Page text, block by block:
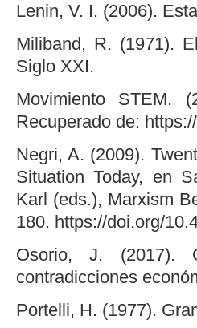
Lenin, V. I. (2006).
Miliband, R. (1971).
Siglo XXI.
Movimiento STEM.
Recuperado de:
Negri, A. (2009).
Situation Today, en
Karl (eds.), Marxism
180. https://doi.org/
Osorio, J. (2017).
contradicciones
Portelli, H. (1977).